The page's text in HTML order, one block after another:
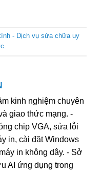
- Dịch vụ sửa chữa uy
.
kinh nghiệm chuyên
giao thức mạng. -
chip VGA, sửa lỗi
in, cài đặt Windows
in không dây. - Sở
AI ứng dụng trong